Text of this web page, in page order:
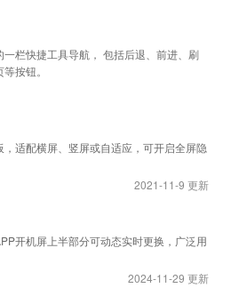
栏快捷工具导航， 包括后退、前进、刷
按钮。
适配横屏、竖屏或自适应，可开启全屏隐
2021-11-9 更新
开机屏上半部分可动态实时更换，广泛用
2024-11-29 更新